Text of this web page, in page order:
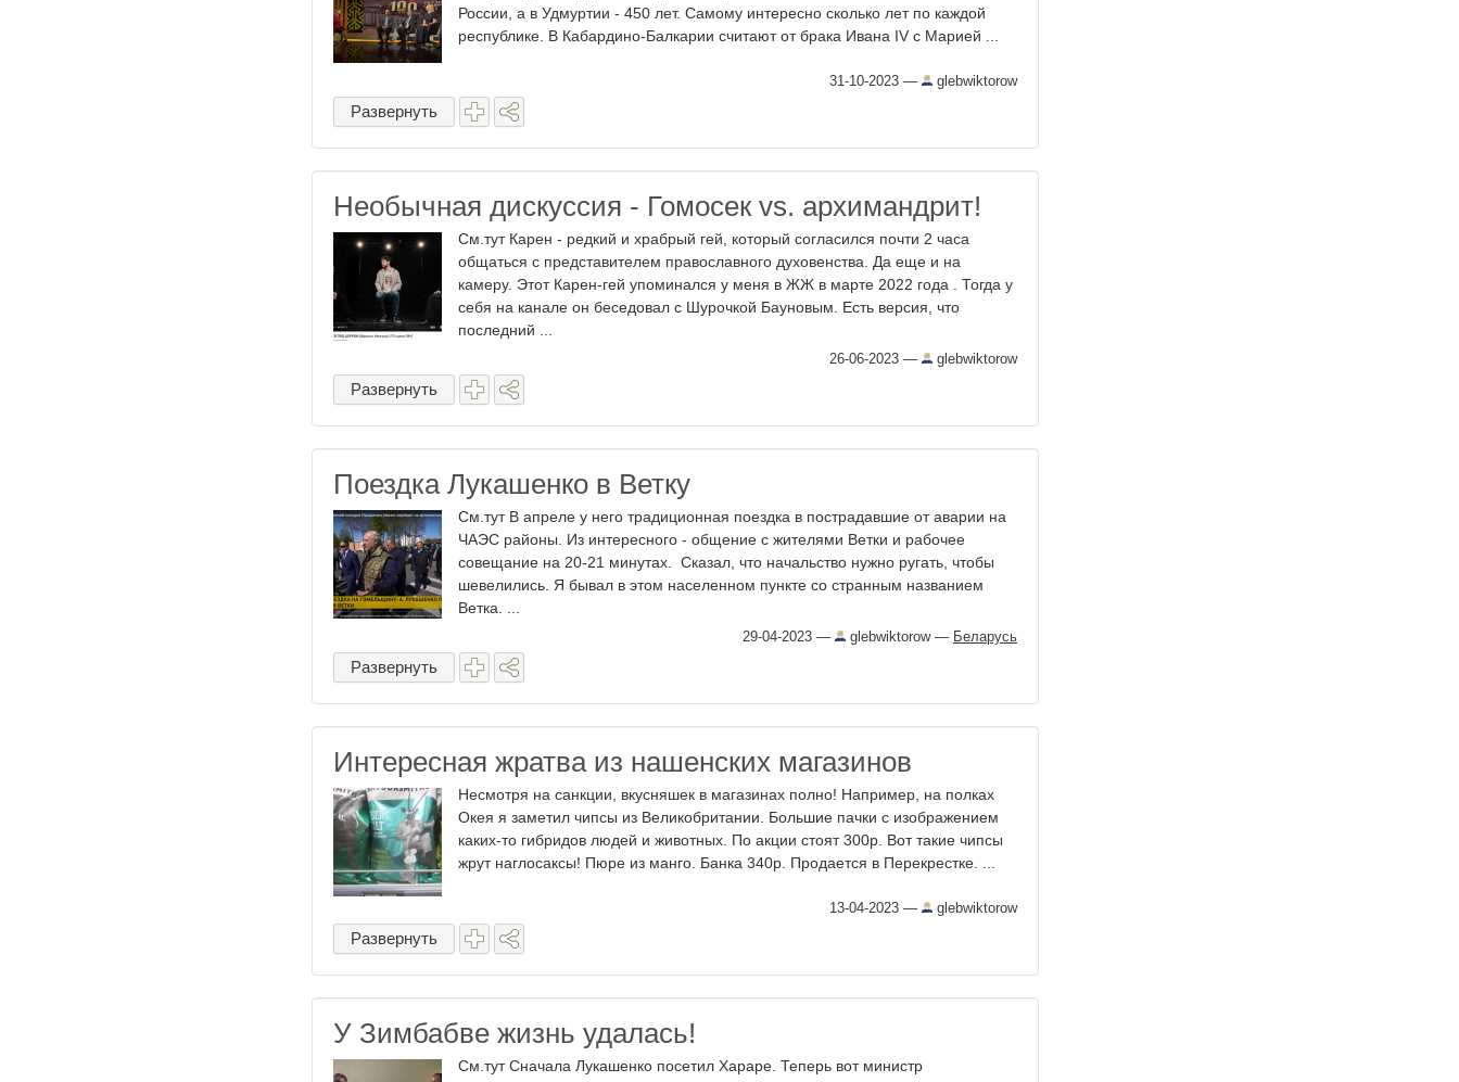
России, а в Удмуртии - 450 лет. Самому интересно сколько лет по каждой
республике. В Кабардино-Балкарии считают от брака Ивана IV с Марией ...
31-10-2023 — glebwiktorow
Развернуть
Необычная дискуссия - Гомосек vs. архимандрит!
См.тут Карен - редкий и храбрый гей, который согласился почти 2 часа
общаться с представителем православного духовенства. Да еще и на
камеру. Этот Карен-гей упоминался у меня в ЖЖ в марте 2022 года . Тогда у
себя на канале он беседовал с Шурочкой Бауновым. Есть версия, что
последний ...
26-06-2023 — glebwiktorow
Развернуть
Поездка Лукашенко в Ветку
См.тут В апреле у него традиционная поездка в пострадавшие от аварии на
ЧАЭС районы. Из интересного - общение с жителями Ветки и рабочее
совещание на 20-21 минутах. Сказал, что начальство нужно ругать, чтобы
шевелились. Я бывал в этом населенном пункте со странным названием
Ветка. ...
29-04-2023 — glebwiktorow— Беларусь
Развернуть
Интересная жратва из нашенских магазинов
Несмотря на санкции, вкусняшек в магазинах полно! Например, на полках
Окея я заметил чипсы из Великобритании. Большие пачки с изображением
каких-то гибридов людей и животных. По акции стоят 300р. Вот такие чипсы
жрут наглосаксы! Пюре из манго. Банка 340р. Продается в Перекрестке. ...
13-04-2023 — glebwiktorow
Развернуть
У Зимбабве жизнь удалась!
См.тут Сначала Лукашенко посетил Хараре. Теперь вот министр